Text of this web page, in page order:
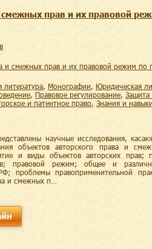
смежных прав и их правовой
литература, монографии, юридическая
, правовое регулирование,
и патентное право, знания и навыки
научные исследования,
объектов авторского права и
и виды объектов авторских прав;
правовой режим; общее и
проблемы правоприменительной
и смежных п…